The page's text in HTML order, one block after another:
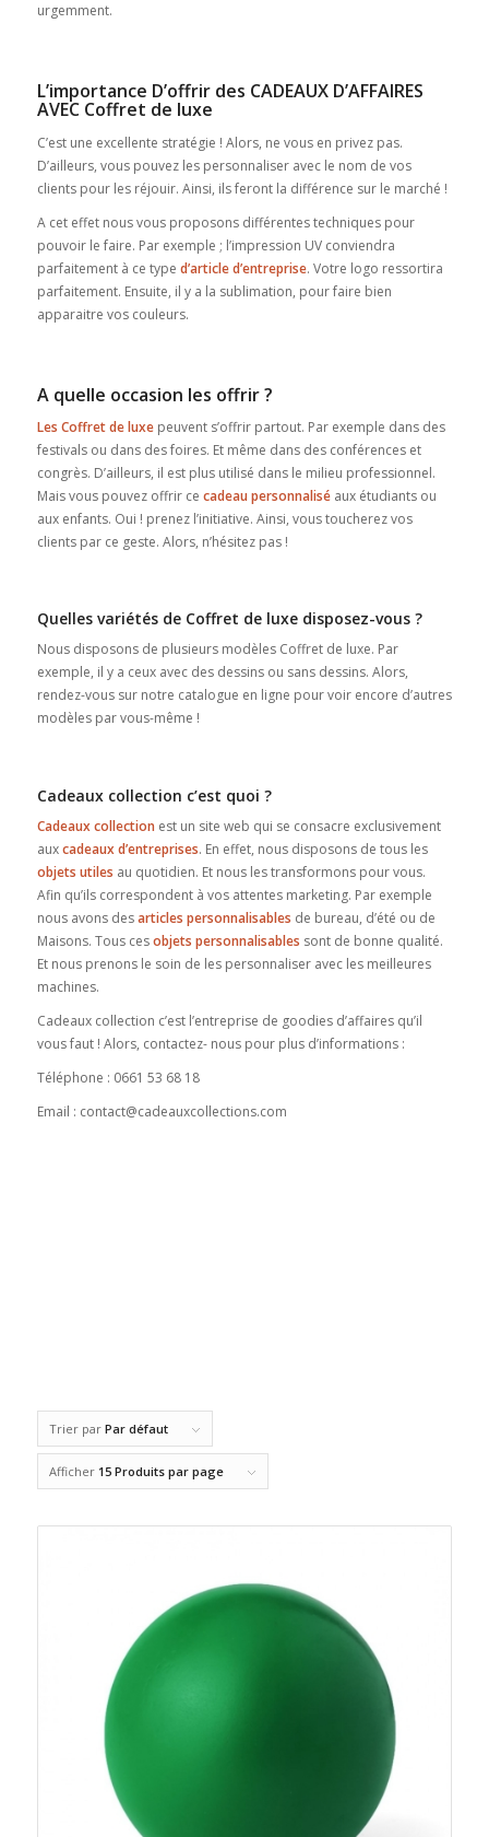
urgemment.
L’importance D’offrir des CADEAUX D’AFFAIRES
AVEC Coffret de luxe
C’est une excellente stratégie ! Alors, ne vous en privez pas.
D’ailleurs, vous pouvez les personnaliser avec le nom de vos
clients pour les réjouir. Ainsi, ils feront la différence sur le marché !
A cet effet nous vous proposons différentes techniques pour
pouvoir le faire. Par exemple ; l’impression UV conviendra
parfaitement à ce type d’article d’entreprise. Votre logo ressortira
parfaitement. Ensuite, il y a la sublimation, pour faire bien
apparaitre vos couleurs.
A quelle occasion les offrir ?
Les Coffret de luxepeuvent s’offrir partout. Par exemple dans des
festivals ou dans des foires. Et même dans des conférences et
congrès. D’ailleurs, il est plus utilisé dans le milieu professionnel.
Mais vous pouvez offrir ce cadeau personnaliséaux étudiants ou
aux enfants. Oui ! prenez l’initiative. Ainsi, vous toucherez vos
clients par ce geste. Alors, n’hésitez pas !
Quelles variétés de Coffret de luxe disposez-vous ?
Nous disposons de plusieurs modèles Coffret de luxe. Par
exemple, il y a ceux avec des dessins ou sans dessins. Alors,
rendez-vous sur notre catalogue en ligne pour voir encore d’autres
modèles par vous-même !
Cadeaux collection c’est quoi ?
Cadeaux collection est un site web qui se consacre exclusivement
auxcadeaux d’entreprises. En effet, nous disposons de tous les
objets utiles au quotidien. Et nous les transformons pour vous.
Afin qu’ils correspondent à vos attentes marketing. Par exemple
nous avons desarticles personnalisables de bureau, d’été ou de
Maisons. Tous cesobjets personnalisables sont de bonne qualité.
Et nous prenons le soin de les personnaliser avec les meilleures
machines.
Cadeaux collection c’est l’entreprise de goodies d’affaires qu’il
vous faut ! Alors, contactez- nous pour plus d’informations :
Téléphone : 0661 53 68 18
Email : contact@cadeauxcollections.com
Trier par Par défaut
Afficher 15 Produits par page